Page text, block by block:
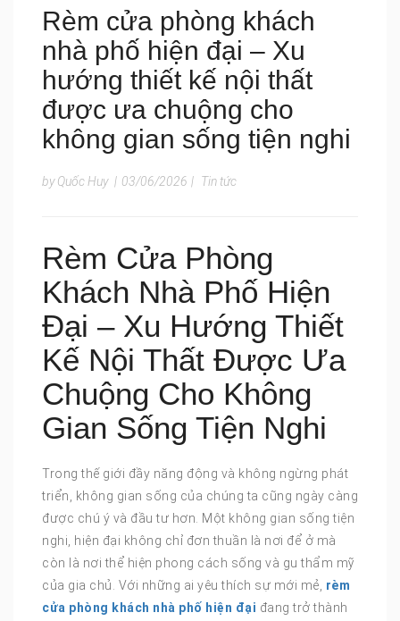
Rèm cửa phòng khách
nhà phố hiện đại – Xu
hướng thiết kế nội thất
được ưa chuộng cho
không gian sống tiện nghi
by Quốc Huy | 03/06/2026 | Tin tức
Rèm Cửa Phòng
Khách Nhà Phố Hiện
Đại – Xu Hướng Thiết
Kế Nội Thất Được Ưa
Chuộng Cho Không
Gian Sống Tiện Nghi
Trong thế giới đầy năng động và không ngừng phát
triển, không gian sống của chúng ta cũng ngày càng
được chú ý và đầu tư hơn. Một không gian sống tiện
nghi, hiện đại không chỉ đơn thuần là nơi để ở mà
còn là nơi thể hiện phong cách sống và gu thẩm mỹ
của gia chủ. Với những ai yêu thích sự mới mẻ, rèm
cửa phòng khách nhà phố hiện đại đang trở thành